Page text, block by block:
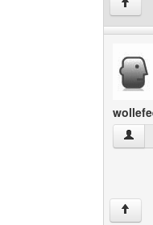
↑
↑